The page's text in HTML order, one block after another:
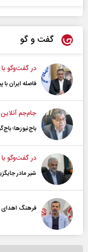
گفت و گو
در گفت‌و‌گو
فاصله ایران
جام‌جم
باج‌نیوزها؛
در گفت‌و‌گو
شیر مادر
فرهنگ اهدای